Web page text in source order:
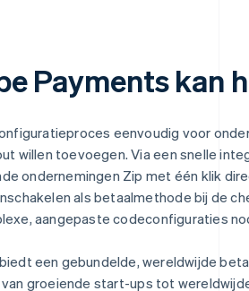
Payments kan
eenvoudig voor
willen toevoegen. Via een snelle
ondernemingen Zip met één klik
als betaalmethode bij de
aangepaste codeconfiguraties
biedt een gebundelde, wereldwijde
groeiende start-ups tot